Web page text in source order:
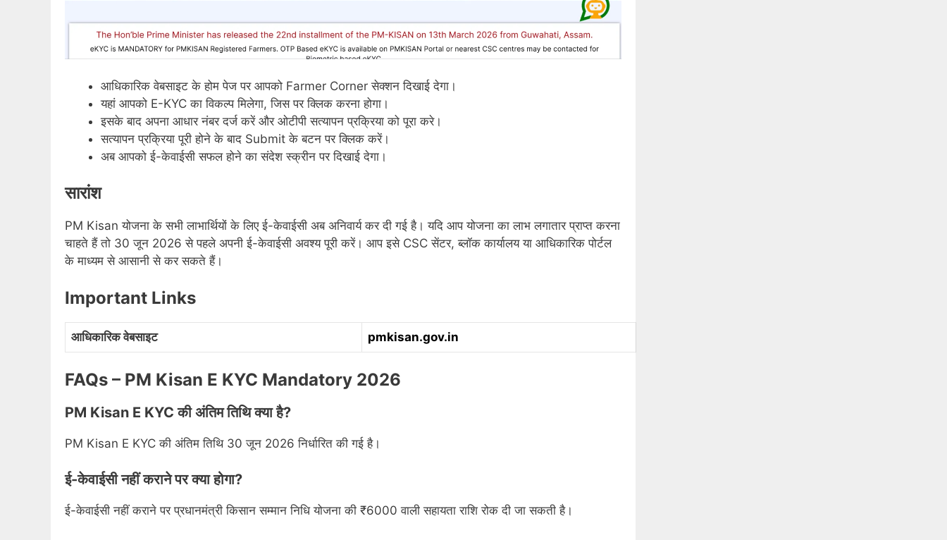
आधिकारिक वेबसाइट के होम पेज पर आपको Farmer Corner सेक्शन दिखाई देगा।
यहां आपको E-KYC का विकल्प मिलेगा, जिस पर क्लिक करना होगा।
इसके बाद अपना आधार नंबर दर्ज करें और ओटीपी सत्यापन प्रक्रिया को पूरा करे।
सत्यापन प्रक्रिया पूरी होने के बाद Submit के बटन पर क्लिक करें।
अब आपको ई-केवाईसी सफल होने का संदेश स्क्रीन पर दिखाई देगा।
सारांश
PM Kisan योजना के सभी लाभार्थियों के लिए ई-केवाईसी अब अनिवार्य कर दी गई है। यदि आप योजना का लाभ लगातार प्राप्त करना
चाहते हैं तो 30 जून 2026 से पहले अपनी ई-केवाईसी अवश्य पूरी करें। आप इसे CSC सेंटर, ब्लॉक कार्यालय या आधिकारिक पोर्टल
के माध्यम से आसानी से कर सकते हैं।
Important Links
आधिकारिक वेबसाइट pmkisan.gov.in
FAQs – PM Kisan E KYC Mandatory 2026
PM Kisan E KYC की अंतिम तिथि क्या है?
PM Kisan E KYC की अंतिम तिथि 30 जून 2026 निर्धारित की गई है।
ई-केवाईसी नहीं कराने पर क्या होगा?
ई-केवाईसी नहीं कराने पर प्रधानमंत्री किसान सम्मान निधि योजना की ₹6000 वाली सहायता राशि रोक दी जा सकती है।